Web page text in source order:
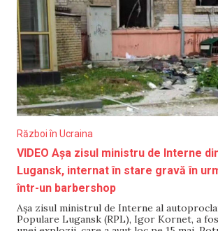
Război în Ucraina
VIDEO Așa zisul ministru de Interne
Lugansk, internat în stare gravă în
într-un barbershop
Așa zisul ministrul de Interne al
Populare Lugansk (RPL), Igor Kornet, a